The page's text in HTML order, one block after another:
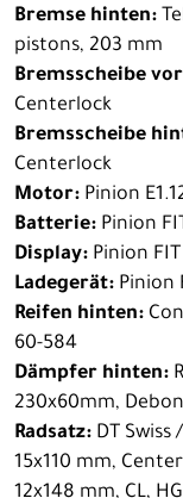
Bremse hinten:
pistons, 203 mm
Bremsscheibe
Centerlock
Bremsscheibe
Centerlock
Motor: Pinion
Batterie: Pinion
Display: Pinion
Ladegerät: Pinion
Reifen hinten:
60-584
Dämpfer hinten:
230x60mm,
Radsatz: DT Swiss
15x110 mm,
12x148 mm, CL,